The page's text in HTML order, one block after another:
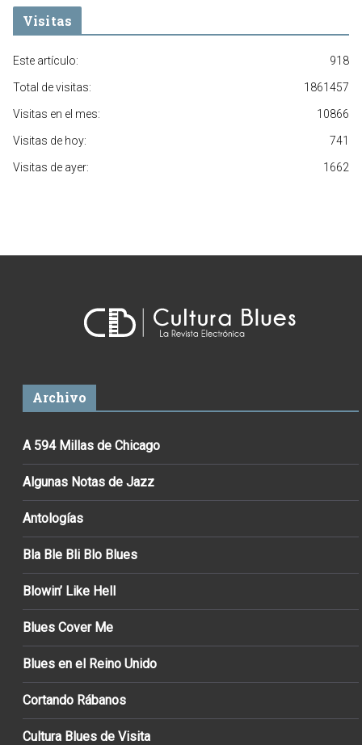
Visitas
918
Este artículo:
1861457
Total de visitas:
10866
Visitas en el mes:
741
Visitas de hoy:
1662
Visitas de ayer:
Archivo
A 594 Millas de Chicago
Algunas Notas de Jazz
Antologías
Bla Ble Bli Blo Blues
Blowin’ Like Hell
Blues Cover Me
Blues en el Reino Unido
Cortando Rábanos
Cultura Blues de Visita